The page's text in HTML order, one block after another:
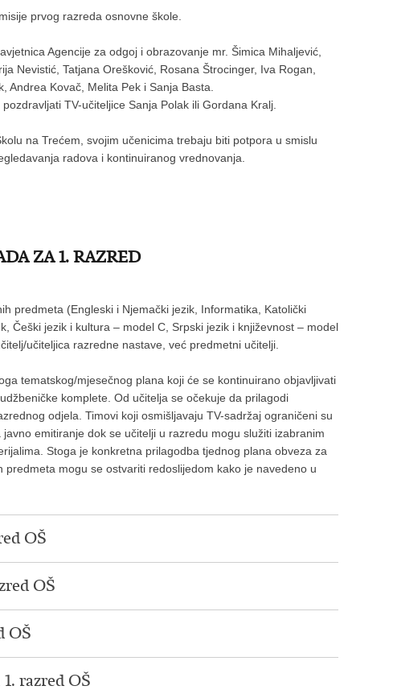
prvog razreda osnovne škole.
Agencije za odgoj i obrazovanje mr. Šimica Mihaljević,
Nevistić, Tatjana Orešković, Rosana Štrocinger, Iva Rogan,
Andrea Kovač, Melita Pek i Sanja Basta.
TV-učiteljice Sanja Polak ili Gordana Kralj.
na Trećem, svojim učenicima trebaju biti potpora u smislu
radova i kontinuiranog vrednovanja.
ZA 1. RAZRED
predmeta (Engleski i Njemački jezik, Informatika, Katolički
Češki jezik i kultura – model C, Srpski jezik i književnost – model
učiteljica razredne nastave, već predmetni učitelji.
tematskog/mjesečnog plana koji će se kontinuirano objavljivati
komplete. Od učitelja se očekuje da prilagodi
odjela. Timovi koji osmišljavaju TV-sadržaj ograničeni su
emitiranje dok se učitelji u razredu mogu služiti izabranim
Stoga je konkretna prilagodba tjednog plana obveza za
mogu se ostvariti redoslijedom kako je navedeno u
OŠ
OŠ
OŠ
razred OŠ